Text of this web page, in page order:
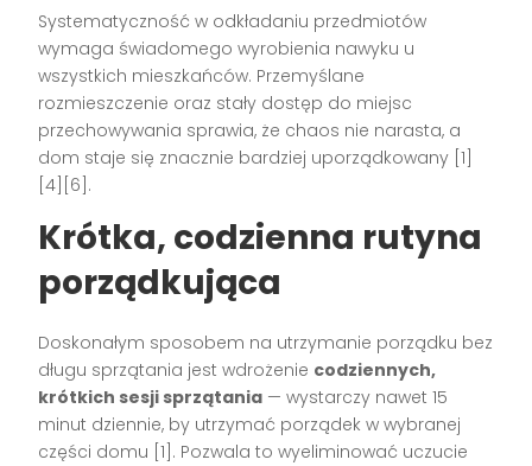
Systematyczność w odkładaniu przedmiotów
wymaga świadomego wyrobienia nawyku u
wszystkich mieszkańców. Przemyślane
rozmieszczenie oraz stały dostęp do miejsc
przechowywania sprawia, że chaos nie narasta, a
dom staje się znacznie bardziej uporządkowany [1]
[4][6] .
Krótka, codzienna rutyna
porządkująca
Doskonałym sposobem na utrzymanie porządku bez
długu sprzątania jest wdrożenie codziennych,
krótkich sesji sprzątania — wystarczy nawet 15
minut dziennie, by utrzymać porządek w wybranej
części domu [1] . Pozwala to wyeliminować uczucie